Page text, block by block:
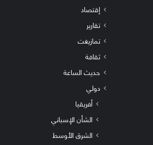
إقتصاد
تقارير
تمازيغت
ثقافة
حديث الساعة
دولي
أفريقيا
الشأن الإسباني
الشرق الأوسط